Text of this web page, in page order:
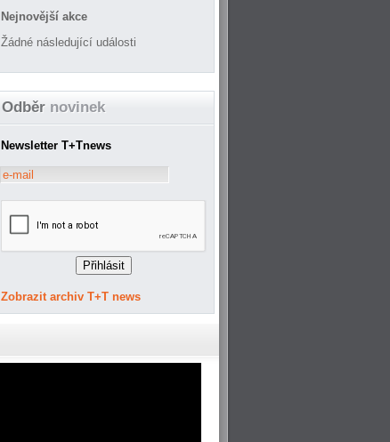
Nejnovější akce
Žádné následující události
Odběr novinek
Newsletter T+Tnews
Zobrazit archiv T+T news